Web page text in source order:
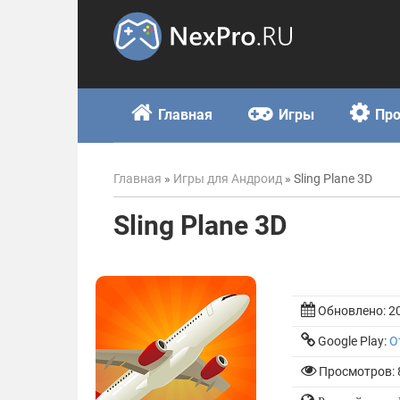
Главная Игры
Главная » Игры для Андроид » Sling Plane 3D
Sling Plane 3D
Обновлено:
Google Play:
Просмотров: